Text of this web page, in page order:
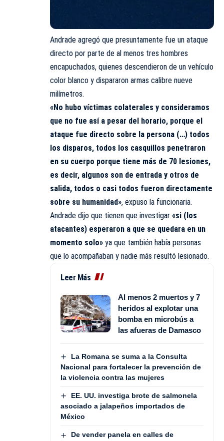
Andrade agregó que presuntamente fue un ataque
directo por parte de al menos tres hombres
encapuchados, quienes descendieron de un vehículo
color blanco y dispararon armas calibre nueve
milímetros.
«No hubo víctimas colaterales y consideramos
que no fue así a pesar del horario, porque el
ataque fue directo sobre la persona (…) todos
los disparos, todos los casquillos penetraron
en su cuerpo porque tiene más de 70 lesiones,
es decir, algunos son de entrada y otros de
salida, todos o casi todos fueron directamente
sobre su humanidad», expuso la funcionaria.
Andrade dijo que tienen que investigar «si (los
atacantes) esperaron a que se quedara en un
momento solo» ya que también había personas
que lo acompañaban y nadie más resultó lesionado.
Leer Más
Al menos 2 muertos y 7
heridos al explotar una
bomba en microbús a
las afueras de Damasco
La Romana se suma a la Consulta
Nacional para fortalecer la prevención de
la violencia contra las mujeres
EE. UU. investiga brote de salmonela
asociado a jalapeños importados de
México
De vender panela en calles de